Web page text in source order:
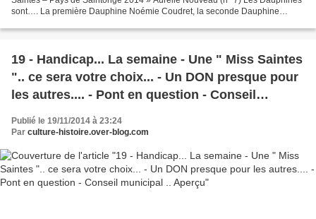
sont…. La première Dauphine Noémie Coudret, la seconde Dauphine
19 - Handicap... La semaine - Une " Miss Saintes
".. ce sera votre choix... - Un DON presque pour
les autres.... - Pont en question - Conseil
Publié le 19/11/2014 à 23:24
Par culture-histoire.over-blog.com